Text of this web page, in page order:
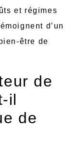
et régimes
d’un
être de
de
il
de